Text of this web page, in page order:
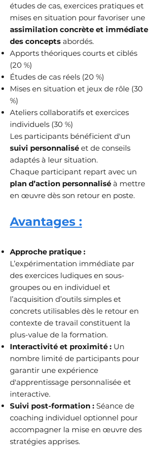
études de cas, exercices pratiques et
mises en situation pour favoriser une
assimilation concrète et immédiate
des concepts abordés.
Apports théoriques courts et ciblés
(20 %)
Études de cas réels (20 %)
Mises en situation et jeux de rôle (30
%)
Ateliers collaboratifs et exercices
individuels (30 %)
Les participants bénéficient d'un
suivi personnalisé et de conseils
adaptés à leur situation.
Chaque participant repart avec un
plan d’action personnalisé à mettre
en œuvre dès son retour en poste.
Avantages :
Approche pratique :
L’expérimentation immédiate par
des exercices ludiques en sous-
groupes ou en individuel et
l’acquisition d’outils simples et
concrets utilisables dès le retour en
contexte de travail constituent la
plus-value de la formation.
Interactivité et proximité : Un
nombre limité de participants pour
garantir une expérience
d'apprentissage personnalisée et
interactive.
Suivi post-formation : Séance de
coaching individuel optionnel pour
accompagner la mise en œuvre des
stratégies apprises.